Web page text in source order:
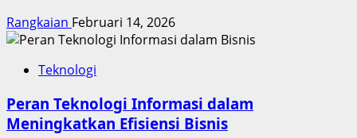
Rangkaian Februari 14, 2026
Teknologi
Peran Teknologi Informasi dalam
Meningkatkan Efisiensi Bisnis